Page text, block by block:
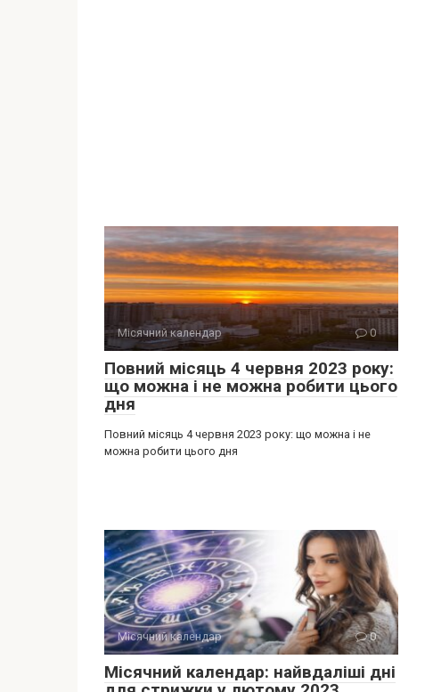
Місячний календар 0
Повний місяць 4 червня 2023 року:
що можна і не можна робити цього
дня
Повний місяць 4 червня 2023 року: що можна і не
можна робити цього дня
Місячний календар 0
Місячний календар: найвдаліші дні